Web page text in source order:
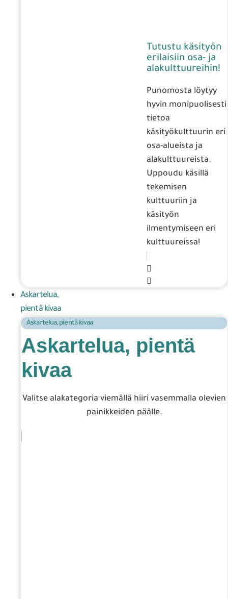
Tutustu käsityön
erilaisiin osa- ja
alakulttuureihin!
Punomosta löytyy
hyvin monipuolisesti
tietoa
käsityökulttuurin eri
osa-alueista ja
alakulttuureista.
Uppoudu käsillä
tekemisen
kulttuuriin ja
käsityön
ilmentymiseen eri
kulttuureissa!
Askartelua,
pientä kivaa
Askartelua, pientä kivaa
Askartelua, pientä
kivaa
Valitse alakategoria viemällä hiiri vasemmalla olevien
painikkeiden päälle.